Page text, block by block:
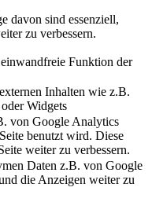
davon sind essenziell,
zu verbessern.
Funktion der
Inhalten wie z.B.
Widgets
von Google Analytics
benutzt wird. Diese
weiter zu verbessern.
Daten z.B. von Google
die Anzeigen weiter zu